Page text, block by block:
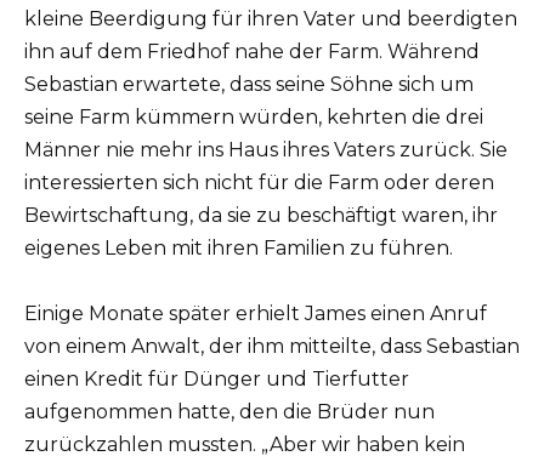
kleine Beerdigung für ihren Vater und beerdigten
ihn auf dem Friedhof nahe der Farm. Während
Sebastian erwartete, dass seine Söhne sich um
seine Farm kümmern würden, kehrten die drei
Männer nie mehr ins Haus ihres Vaters zurück. Sie
interessierten sich nicht für die Farm oder deren
Bewirtschaftung, da sie zu beschäftigt waren, ihr
eigenes Leben mit ihren Familien zu führen.
Einige Monate später erhielt James einen Anruf
von einem Anwalt, der ihm mitteilte, dass Sebastian
einen Kredit für Dünger und Tierfutter
aufgenommen hatte, den die Brüder nun
zurückzahlen mussten. „Aber wir haben kein